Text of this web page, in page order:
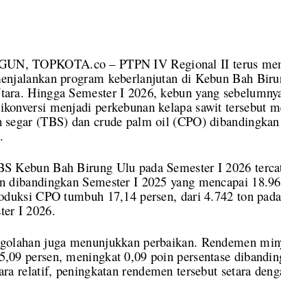
TOPKOTA.co – PTPN IV Regional II terus
program keberlanjutan di Kebun Bah
Hingga Semester I 2026, kebun yang
menjadi perkebunan kelapa sawit tersebut
segar (TBS) dan crude palm oil (CPO)
Kebun Bah Birung Ulu pada Semester I 2026
dibandingkan Semester I 2025 yang mencapai
CPO tumbuh 17,14 persen, dari 4.742 ton
I 2026.
juga menunjukkan perbaikan. Rendemen
persen, meningkat 0,09 poin persentase
relatif, peningkatan rendemen tersebut setara